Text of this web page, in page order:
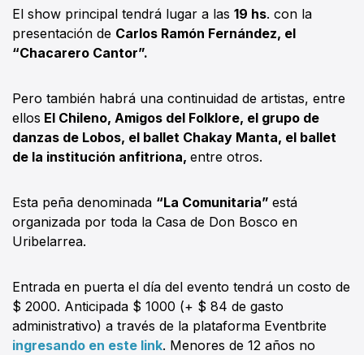
El show principal tendrá lugar a las 19 hs. con la
presentación de Carlos Ramón Fernández, el
“Chacarero Cantor”.
Pero también habrá una continuidad de artistas, entre
ellos El Chileno, Amigos del Folklore, el grupo de
danzas de Lobos, el ballet Chakay Manta, el ballet
de la institución anfitriona, entre otros.
Esta peña denominada “La Comunitaria” está
organizada por toda la Casa de Don Bosco en
Uribelarrea.
Entrada en puerta el día del evento tendrá un costo de
$ 2000. Anticipada $ 1000 (+ $ 84 de gasto
administrativo) a través de la plataforma Eventbrite
ingresando en este link. Menores de 12 años no